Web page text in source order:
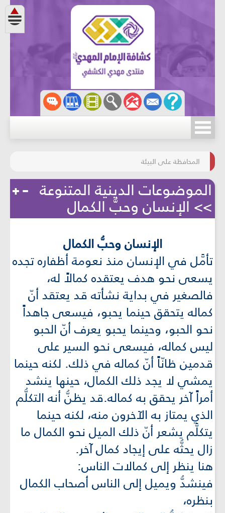
مسابقة الركب الحسينيّ
المحافظة على البيئة
الموضوعات الدينية المتنوعة
>> الإنسان وحبُّ الكمال
الإنسان وحبُّ الكمال
تأمَّل في الإنسان منذ نعومة أظفاره تجده
يسعى نحو هدف يعتقده كمالاً له،
فالصغير في بداية نشأته قد يعتقد أنّ
كماله يتحقق حينما يحبو، فيسعى جاهداً
نحو الحبو، وحينما يحبو يعرف أنّ الحبو
ليس كماله، فيسعى نحو السير على
قدمين ظانّاً أنّ كماله في ذلك. لكنه حينما
يمشي لا يجد ذلك الكمال، حينها ينشد
أمراً آخر يحقق به كماله.قد يظنُّ أنه التكلُّم
الذي يمتاز به الآخرون منه، لكنه حينما
يتكلَّم يشعر أنّ ذلك الميل نحو الكمال ما
زال يحثُّه على إيجاد كمال آخر.
هنا ينظر إلى كمالات الناس:
فينشدُّ ويميل إلى الناس أصحاب الكمال
بنظره،